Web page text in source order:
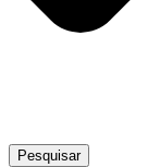
Pesquisar